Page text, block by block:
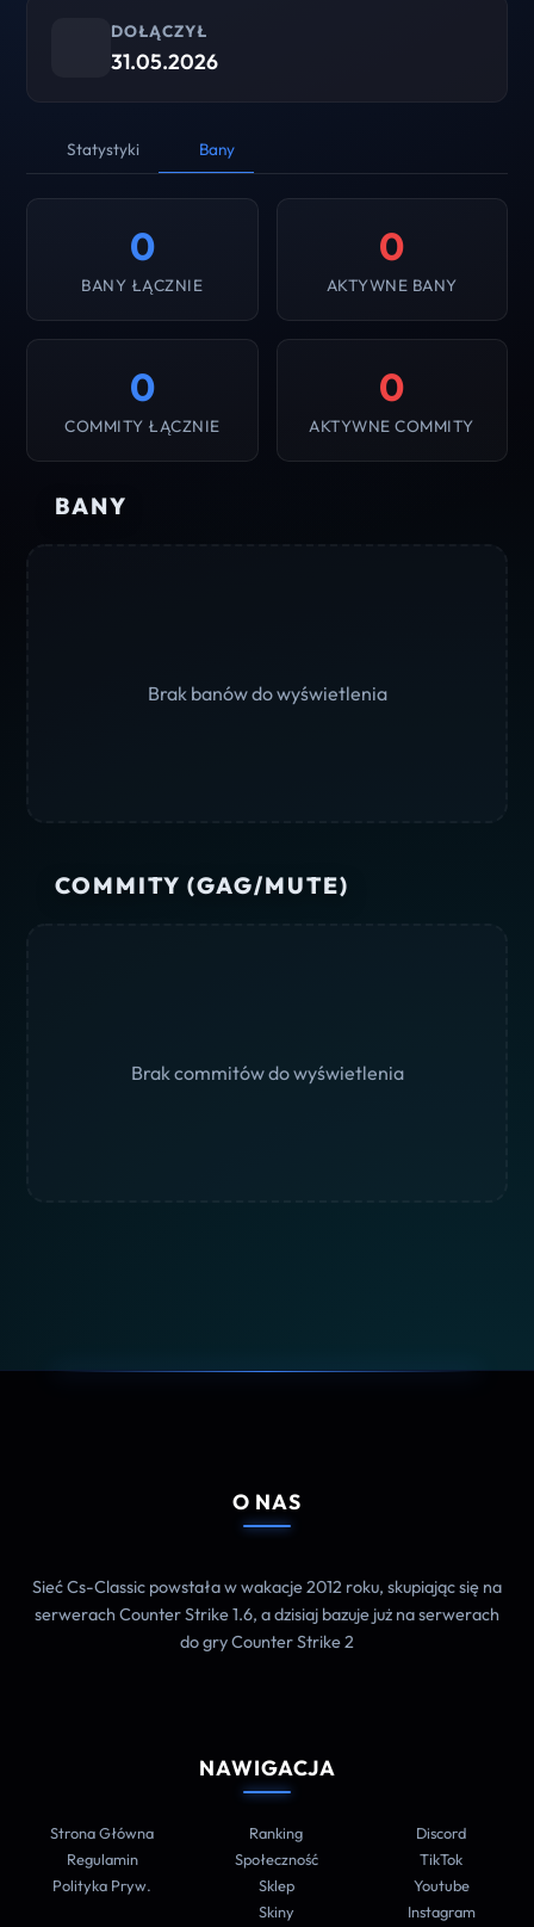
DOŁĄCZYŁ
31.05.2026
Statystyki Bany
0
BANY ŁĄCZNIE
0
AKTYWNE BANY
0
COMMITY ŁĄCZNIE
0
AKTYWNE COMMITY
BANY
Brak banów do wyświetlenia
COMMITY (GAG/MUTE)
Brak commitów do wyświetlenia
O NAS
Sieć Cs-Classic powstała w wakacje 2012 roku, skupiając się na
serwerach Counter Strike 1.6, a dzisiaj bazuje już na serwerach
do gry Counter Strike 2
NAWIGACJA
Strona Główna
Regulamin
Polityka Pryw.
Ranking
Społeczność
Sklep
Skiny
Discord
TikTok
Youtube
Instagram